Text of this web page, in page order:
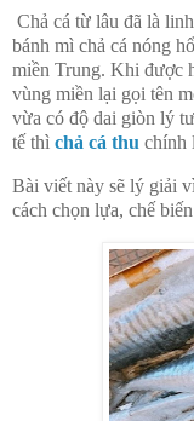
Chả cá từ lâu đã là
bánh mì chả cá nóng
miền Trung. Khi được
vùng miền lại gọi tên
vừa có độ dai giòn lý
tế thì chả cá thu chính
Bài viết này sẽ lý giải
cách chọn lựa, chế